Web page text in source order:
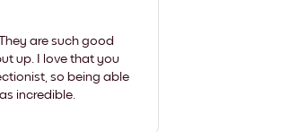
are such good
up. I love that you
so being able
incredible.